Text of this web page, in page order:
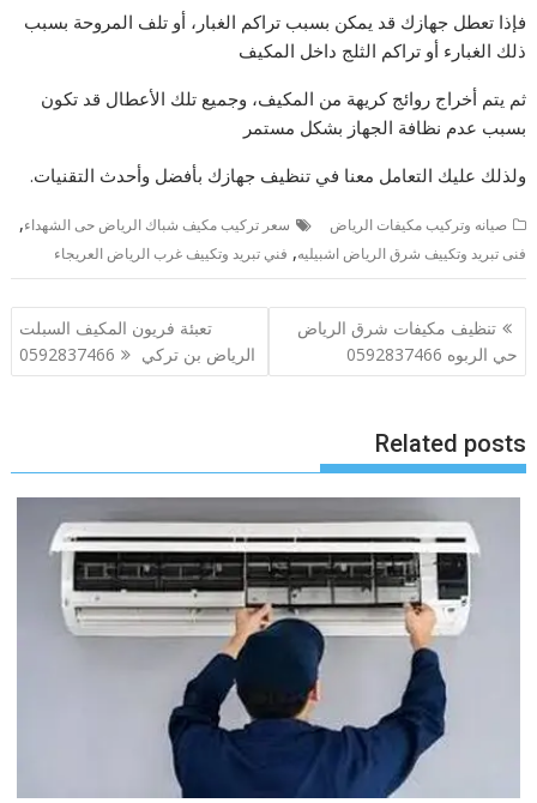
فإذا تعطل جهازك قد يمكن بسبب تراكم الغبار، أو تلف المروحة بسبب
ذلك الغبارء أو تراكم الثلج داخل المكيف
ثم يتم أخراج روائج كريهة من المكيف، وجميع تلك الأعطال قد تكون
بسبب عدم نظافة الجهاز بشكل مستمر
ولذلك عليك التعامل معنا في تنظيف جهازك بأفضل وأحدث التقنيات.
صيانه وتركيب مكيفات الرياض سعر تركيب مكيف شباك الرياض حى الشهداء,
فنى تبريد وتكييف شرق الرياض اشبيليه, فني تبريد وتكييف غرب الرياض العريجاء
تصفّح
المقالات
تنظيف مكيفات شرق الرياض
حي الربوه 0592837466
تعبئة فريون المكيف السبلت
الرياض بن تركي 0592837466
Related posts